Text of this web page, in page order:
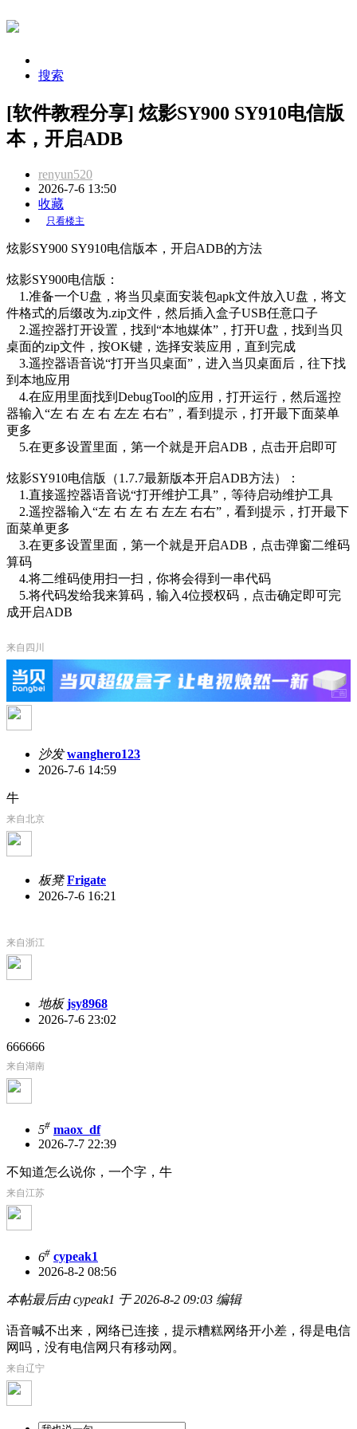
搜索
[软件教程分享] 炫影SY900 SY910电信版
本，开启ADB
renyun520
2026-7-6 13:50
收藏
只看楼主
炫影SY900 SY910电信版本，开启ADB的方法
炫影SY900电信版：
1.准备一个U盘，将当贝桌面安装包apk文件放入U盘，将文
件格式的后缀改为.zip文件，然后插入盒子USB任意口子
2.遥控器打开设置，找到“本地媒体”，打开U盘，找到当贝
桌面的zip文件，按OK键，选择安装应用，直到完成
3.遥控器语音说“打开当贝桌面”，进入当贝桌面后，往下找
到本地应用
4.在应用里面找到DebugTool的应用，打开运行，然后遥控
器输入“左 右 左 右 左左 右右”，看到提示，打开最下面菜单
更多
5.在更多设置里面，第一个就是开启ADB，点击开启即可
炫影SY910电信版（1.7.7最新版本开启ADB方法）：
1.直接遥控器语音说“打开维护工具”，等待启动维护工具
2.遥控器输入“左 右 左 右 左左 右右”，看到提示，打开最下
面菜单更多
3.在更多设置里面，第一个就是开启ADB，点击弹窗二维码
算码
4.将二维码使用扫一扫，你将会得到一串代码
5.将代码发给我来算码，输入4位授权码，点击确定即可完
成开启ADB
来自四川
沙发 wanghero123
2026-7-6 14:59
牛
来自北京
板凳 Frigate
2026-7-6 16:21
来自浙江
地板 jsy8968
2026-7-6 23:02
666666
来自湖南
5# maox_df
2026-7-7 22:39
不知道怎么说你，一个字，牛
来自江苏
6# cypeak1
2026-8-2 08:56
本帖最后由 cypeak1 于 2026-8-2 09:03 编辑
语音喊不出来，网络已连接，提示糟糕网络开小差，得是电信
网吗，没有电信网只有移动网。
来自辽宁